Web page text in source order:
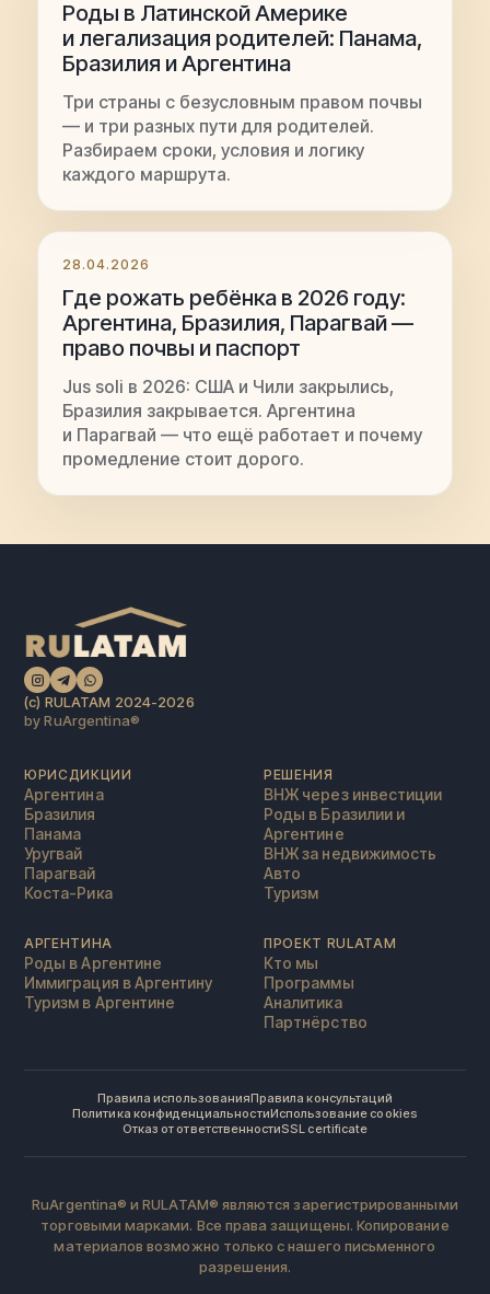
Роды в Латинской Америке
и легализация родителей: Панама,
Бразилия и Аргентина
Три страны с безусловным правом почвы
— и три разных пути для родителей.
Разбираем сроки, условия и логику
каждого маршрута.
28.04.2026
Где рожать ребёнка в 2026 году:
Аргентина, Бразилия, Парагвай —
право почвы и паспорт
Jus soli в 2026: США и Чили закрылись,
Бразилия закрывается. Аргентина
и Парагвай — что ещё работает и почему
промедление стоит дорого.
(c) RULATAM 2024-2026
by RuArgentina®️
ЮРИСДИКЦИИ
Аргентина
Бразилия
Панама
Уругвай
Парагвай
Коста-Рика
РЕШЕНИЯ
ВНЖ через инвестиции
Роды в Бразилии и
Аргентине
ВНЖ за недвижимость
Авто
Туризм
АРГЕНТИНА
Роды в Аргентине
Иммиграция в Аргентину
Туризм в Аргентине
ПРОЕКТ RULATAM
Кто мы
Программы
Аналитика
Партнёрство
Правила использованияПравила консультаций
Политика конфиденциальностиИспользование cookies
Отказ от ответственностиSSL certificate
RuArgentina® и RULATAM® являются зарегистрированными
торговыми марками. Все права защищены. Копирование
материалов возможно только с нашего письменного
разрешения.